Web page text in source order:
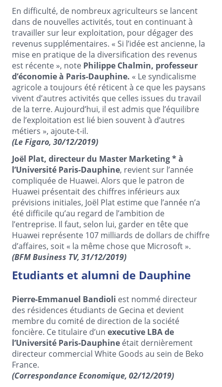
En difficulté, de nombreux agriculteurs se lancent
dans de nouvelles activités, tout en continuant à
travailler sur leur exploitation, pour dégager des
revenus supplémentaires. « Si l’idée est ancienne, la
mise en pratique de la diversification des revenus
est récente », note Philippe Chalmin, professeur
d’économie à Paris-Dauphine. « Le syndicalisme
agricole a toujours été réticent à ce que les paysans
vivent d’autres activités que celles issues du travail
de la terre. Aujourd’hui, il est admis que l’équilibre
de l’exploitation est lié bien souvent à d’autres
métiers », ajoute-t-il.
(Le Figaro, 30/12/2019)
Joël Plat, directeur du Master Marketing *à
l’Université Paris-Dauphine, revient sur l’année
compliquée de Huawei. Alors que le patron de
Huawei présentait des chiffres inférieurs aux
prévisions initiales, Joël Plat estime que l’année n’a
été difficile qu’au regard de l’ambition de
l’entreprise. Il faut, selon lui, garder en tête que
Huawei représente 107 milliards de dollars de chiffre
d’affaires, soit « la même chose que Microsoft ».
(BFM Business TV, 31/12/2019)
Etudiants et alumni de Dauphine
Pierre-Emmanuel Bandioli est nommé directeur
des résidences étudiants de Gecina et devient
membre du comité de direction de la société
foncière. Ce titulaire d’un executive LBA de
l’Université Paris-Dauphine était dernièrement
directeur commercial White Goods au sein de Beko
France.
(Correspondance Economique, 02/12/2019)